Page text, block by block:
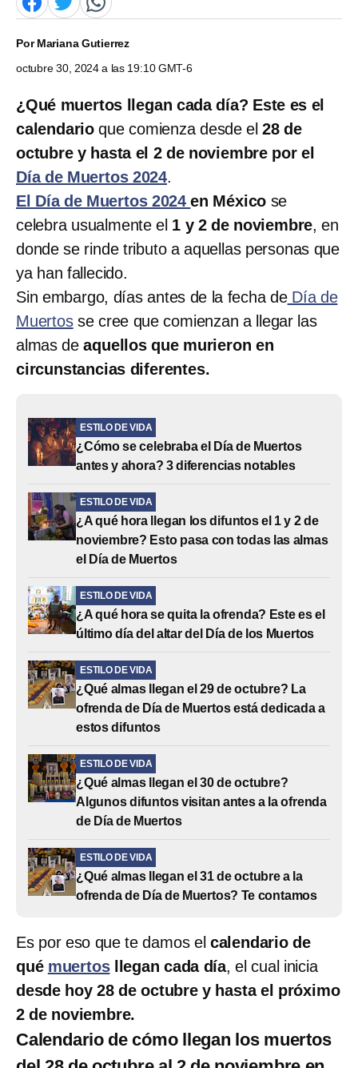
PorMariana Gutierrez
octubre 30, 2024 a las 19:10 GMT-6
¿Qué muertos llegan cada día? Este es el
calendarioque comienza desde el 28 de
octubre y hasta el 2 de noviembre por el
Día de Muertos 2024.
El Día de Muertos 2024en México se
celebra usualmente el 1 y 2 de noviembre, en
donde se rinde tributo a aquellas personas que
ya han fallecido.
Sin embargo, días antes de la fecha deDía de
Muertosse cree que comienzan a llegar las
almas deaquellos que murieron en
circunstancias diferentes.
ESTILO DE VIDA
¿Cómo se celebraba el Día de Muertos
antes y ahora? 3 diferencias notables
ESTILO DE VIDA
¿A qué hora llegan los difuntos el 1 y 2 de
noviembre? Esto pasa con todas las almas
el Día de Muertos
ESTILO DE VIDA
¿A qué hora se quita la ofrenda? Este es el
último día del altar del Día de los Muertos
ESTILO DE VIDA
¿Qué almas llegan el 29 de octubre? La
ofrenda de Día de Muertos está dedicada a
estos difuntos
ESTILO DE VIDA
¿Qué almas llegan el 30 de octubre?
Algunos difuntos visitan antes a la ofrenda
de Día de Muertos
ESTILO DE VIDA
¿Qué almas llegan el 31 de octubre a la
ofrenda de Día de Muertos? Te contamos
Es por eso que te damos el calendario de
qué muertosllegan cada día, el cual inicia
desde hoy 28 de octubre y hasta el próximo
2 de noviembre.
Calendario de cómo llegan los muertos